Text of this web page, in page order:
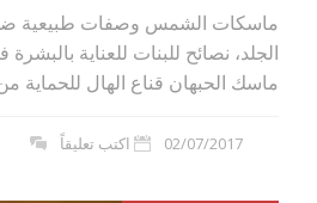
ماسكات الشمس وصفات طبيعية ضد
الجلد، نصائح للبنات للعناية
ماسك الحبهان قناع الهال للحماية من
02/07/2017 اكتب تعليقاً